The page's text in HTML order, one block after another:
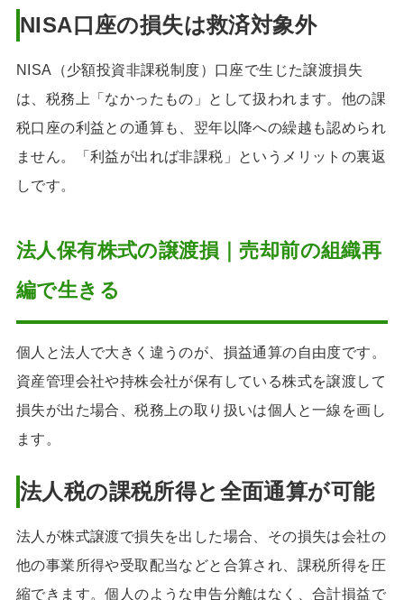
NISA口座の損失は救済対象外
NISA（少額投資非課税制度）口座で生じた譲渡損失
は、税務上「なかったもの」として扱われます。他の課
税口座の利益との通算も、翌年以降への繰越も認められ
ません。「利益が出れば非課税」というメリットの裏返
しです。
法人保有株式の譲渡損｜売却前の組織再
編で生きる
個人と法人で大きく違うのが、損益通算の自由度です。
資産管理会社や持株会社が保有している株式を譲渡して
損失が出た場合、税務上の取り扱いは個人と一線を画し
ます。
法人税の課税所得と全面通算が可能
法人が株式譲渡で損失を出した場合、その損失は会社の
他の事業所得や受取配当などと合算され、課税所得を圧
縮できます。個人のような申告分離はなく、合計損益で